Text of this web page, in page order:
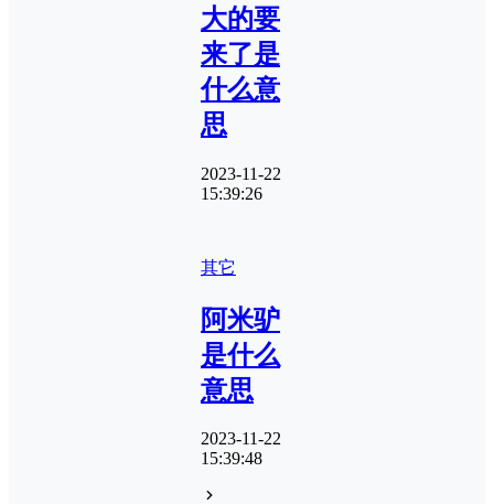
大的要
来了是
什么意
思
2023-11-22
15:39:26
其它
阿米驴
是什么
意思
2023-11-22
15:39:48